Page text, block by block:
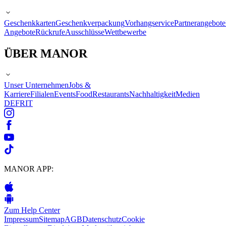
GeschenkkartenGeschenkverpackungVorhangservicePartnerangebote
AngeboteRückrufeAusschlüsseWettbewerbe
ÜBER MANOR
Unser UnternehmenJobs &
KarriereFilialenEventsFoodRestaurantsNachhaltigkeitMedien
DEFRIT
MANOR APP:
Zum Help Center
ImpressumSitemapAGBDatenschutzCookie